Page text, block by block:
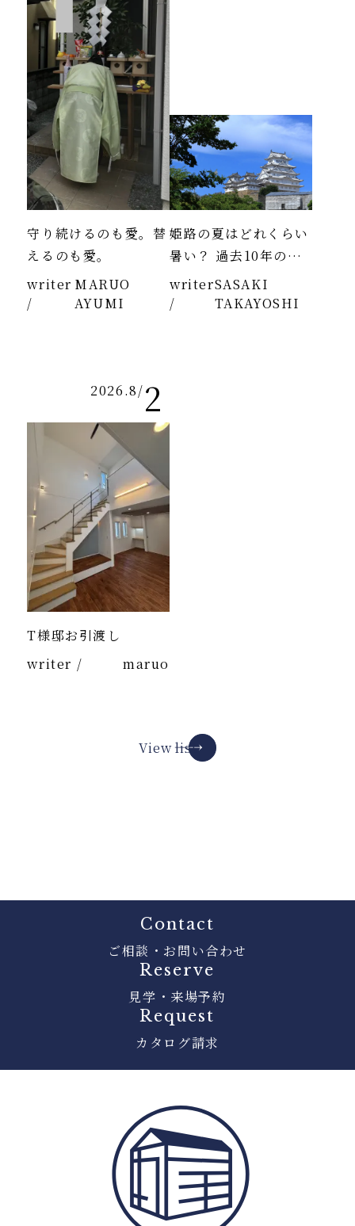
守り続けるのも愛。替
えるのも愛。
writer
/
MARUO
AYUMI
姫路の夏はどれくらい
暑い？ 過去10年のデ
ータより
writer
/
SASAKI
TAKAYOSHI
2026.8/2
T様邸お引渡し
writer /
maruo
View list
Contact
ご相談・お問い合わせ
Reserve
見学・来場予約
Request
カタログ請求